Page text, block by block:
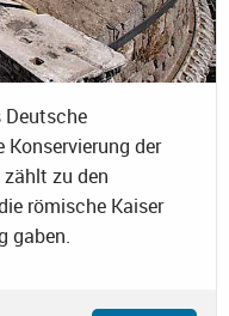
Deutsche
der
zu den
römische Kaiser
gaben.